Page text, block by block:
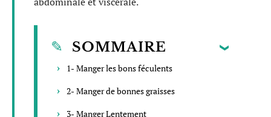
SOMMAIRE
1- Manger les bons féculents
2- Manger de bonnes graisses
3- Manger Lentement